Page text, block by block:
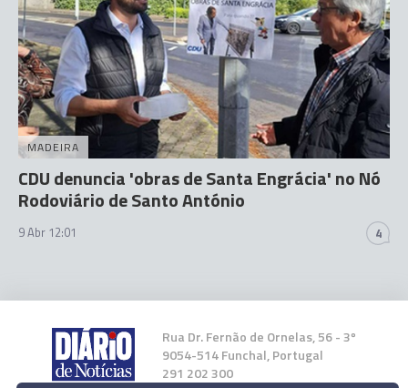
MADEIRA
CDU denuncia 'obras de Santa Engrácia' no Nó
Rodoviário de Santo António
9 Abr 12:01 4
Rua Dr. Fernão de Ornelas, 56 - 3º
9054-514 Funchal, Portugal
291 202 300